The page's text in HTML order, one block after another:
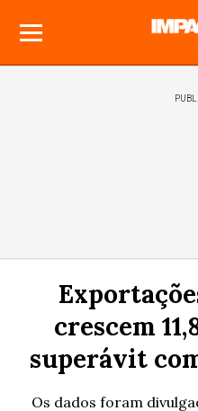
crescem
superávit
Os dados foram